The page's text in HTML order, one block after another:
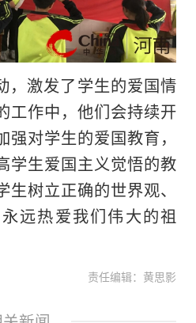
，激发了学生的爱国情
工作中，他们会持续开
对学生的爱国教育，
学生爱国主义觉悟的教
树立正确的世界观、
远热爱我们伟大的祖
责任编辑：黄思影